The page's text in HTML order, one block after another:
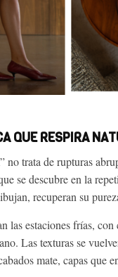
QUE RESPIRA
no trata de rupturas
se descubre en la
recuperan su
las estaciones frías,
Las texturas se
mate, capas que